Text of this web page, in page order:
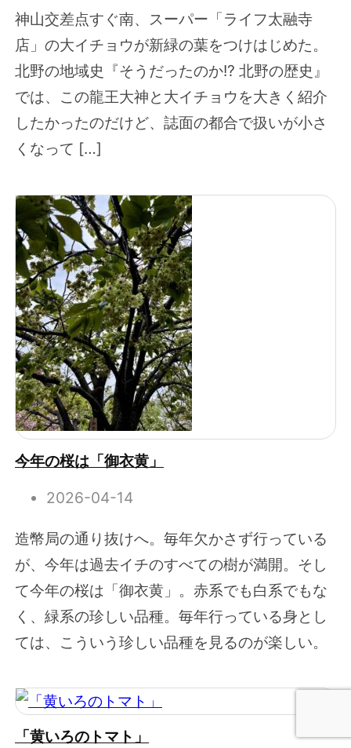
神山交差点すぐ南、スーパー「ライフ太融寺
店」の大イチョウが新緑の葉をつけはじめた。
北野の地域史『そうだったのか!? 北野の歴史』
では、この龍王大神と大イチョウを大きく紹介
したかったのだけど、誌面の都合で扱いが小さ
くなって […]
今年の桜は「御衣黄」
2026-04-14
造幣局の通り抜けへ。毎年欠かさず行っている
が、今年は過去イチのすべての樹が満開。そし
て今年の桜は「御衣黄」。赤系でも白系でもな
く、緑系の珍しい品種。毎年行っている身とし
ては、こういう珍しい品種を見るのが楽しい。
「黄いろのトマト」